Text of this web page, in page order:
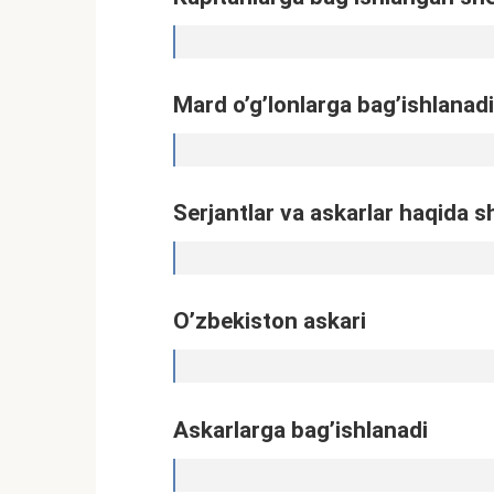
Mard o’g’lonlarga bag’ishlanadi
Serjantlar va askarlar haqida
O’zbekiston askari
Askarlarga bag’ishlanadi